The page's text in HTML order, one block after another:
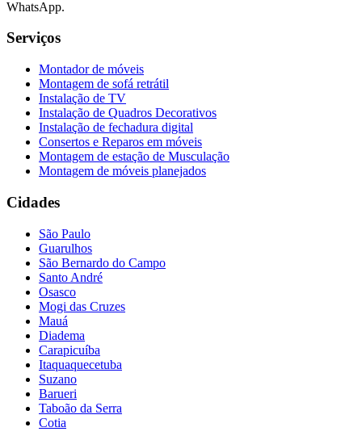
WhatsApp.
Serviços
Montador de móveis
Montagem de sofá retrátil
Instalação de TV
Instalação de Quadros Decorativos
Instalação de fechadura digital
Consertos e Reparos em móveis
Montagem de estação de Musculação
Montagem de móveis planejados
Cidades
São Paulo
Guarulhos
São Bernardo do Campo
Santo André
Osasco
Mogi das Cruzes
Mauá
Diadema
Carapicuíba
Itaquaquecetuba
Suzano
Barueri
Taboão da Serra
Cotia